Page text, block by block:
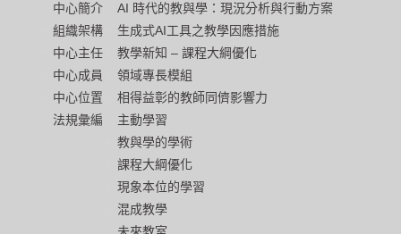
中心簡介
組織架構
中心主任
中心成員
中心位置
法規彙編
AI 時代的教與學：現況分析與行動方案
生成式AI工具之教學因應措施
教學新知 – 課程大綱優化
領域專長模組
相得益彰的教師同儕影響力
主動學習
教與學的學術
課程大綱優化
現象本位的學習
混成教學